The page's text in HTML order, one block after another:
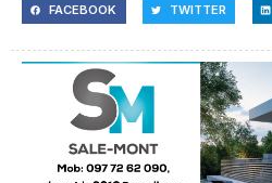
FACEBOOK TWITTER